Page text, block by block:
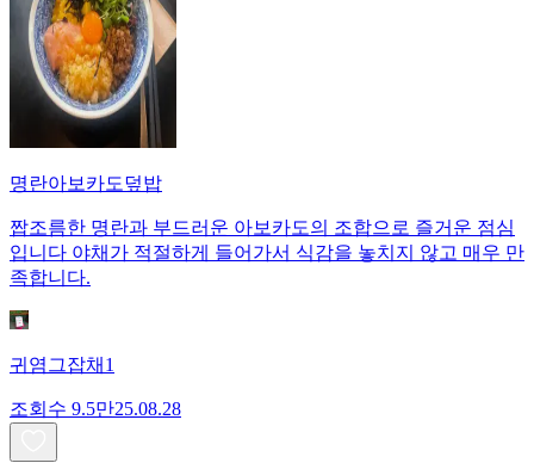
명란아보카도덮밥
짭조름한 명란과 부드러운 아보카도의 조합으로 즐거운 점심
입니다 야채가 적절하게 들어가서 식감을 놓치지 않고 매우 만
족합니다.
귀염그잡채1
조회수 9.5만25.08.28